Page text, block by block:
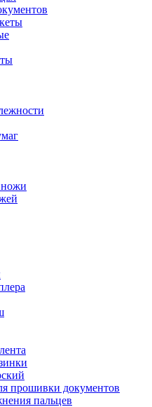
ножи
прошивки документов
пальцев